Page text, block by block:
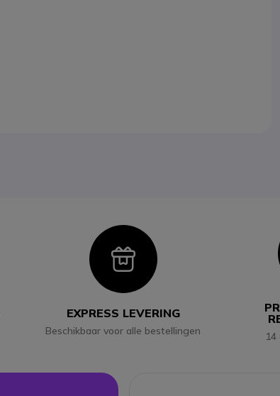
Icon
EXPRESS LEVERING
Beschikbaar voor alle bestellingen 14